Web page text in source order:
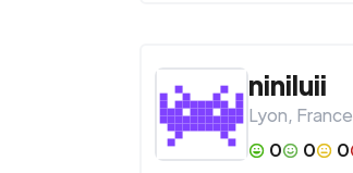
niniluii
Lyon, France
0
0 0